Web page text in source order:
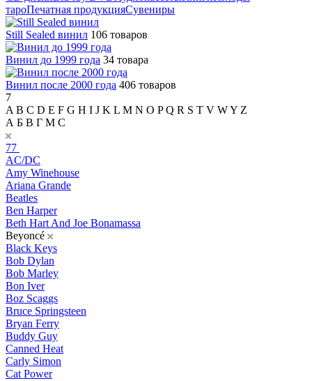
тароПечатная продукцияСувениры
Still Sealed винил 106 товаров
Винил до 1999 года 34 товара
Винил после 2000 года 406 товаров
7
A B C D E F G H I J K L M N O P Q R S T V WY Z
А Б В Г М С
77
AC/DC
Amy Winehouse
Ariana Grande
Beatles
Ben Harper
Beth Hart And Joe Bonamassa
Beyoncé
Black Keys
Bob Dylan
Bob Marley
Bon Iver
Boz Scaggs
Bruce Springsteen
Bryan Ferry
Buddy Guy
Canned Heat
Carly Simon
Cat Power